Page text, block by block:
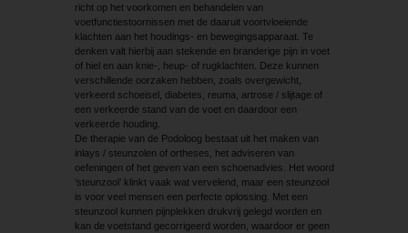
richt op het voorkomen en behandelen van
voetfunctiestoornissen met de daaruit voortvloeiende
klachten aan het houdings- en bewegingsapparaat. Te
denken valt hierbij aan stekende en branderige pijn in voet
of hiel en aan knie-, heup- of rugklachten. Deze kunnen
verschillende oorzaken hebben, zoals overgewicht,
verkeerd schoeisel, diabetes, reuma, artrose / slijtage of
een verkeerde stand van de voet en daardoor een
verkeerde houding.
De therapie van de Podoloog bestaat uit het maken van
inlays / steunzolen of ortheses, het adviseren van
oefeningen of het geven van een schoenadvies. Het woord
‘steunzool’ klinkt vaak wat vervelend, maar een steunzool
is voor veel mensen een perfecte oplossing. Met een
steunzool kunnen pijnplekken drukvrij gelegd worden en
kan de voetstand gecorrigeerd worden, waardoor er geen